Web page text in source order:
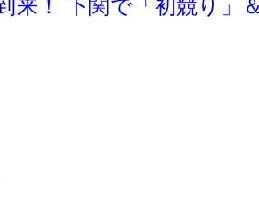
来！ 下関で「初競り」